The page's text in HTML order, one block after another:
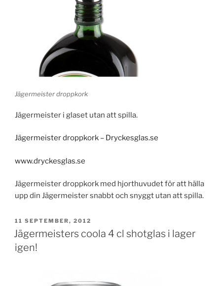
Jägermeister droppkork
Jägermeister i glaset utan att spilla.
Jägermeister droppkork – Dryckesglas.se
www.dryckesglas.se
Jägermeister droppkork med hjorthuvudet för att hälla
upp din Jägermeister snabbt och snyggt utan att spilla.
PUBLICERAT
11 SEPTEMBER, 2012
Jägermeisters coola 4 cl shotglas i lager
igen!